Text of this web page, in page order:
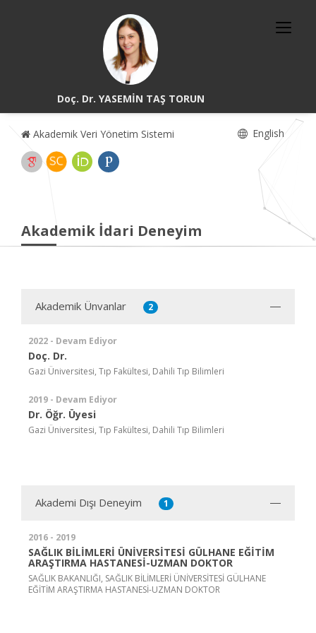
Doç. Dr. YASEMİN TAŞ TORUN
Akademik Veri Yönetim Sistemi English
Akademik İdari Deneyim
Akademik Ünvanlar 2
2022 - Devam Ediyor
Doç. Dr.
Gazi Üniversitesi, Tıp Fakültesi, Dahili Tıp Bilimleri
2019 - Devam Ediyor
Dr. Öğr. Üyesi
Gazi Üniversitesi, Tıp Fakültesi, Dahili Tıp Bilimleri
Akademi Dışı Deneyim 1
2016 - 2019
SAĞLIK BİLİMLERİ ÜNİVERSİTESİ GÜLHANE EĞİTİM
ARAŞTIRMA HASTANESİ-UZMAN DOKTOR
SAĞLIK BAKANLIĞI, SAĞLIK BİLİMLERİ ÜNİVERSİTESİ GÜLHANE
EĞİTİM ARAŞTIRMA HASTANESİ-UZMAN DOKTOR